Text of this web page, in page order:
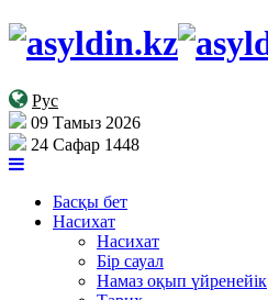
Рус
09 Тамыз 2026
24 Сафар 1448
Басқы бет
Насихат
Насихат
Бір сауал
Намаз оқып үйренейік